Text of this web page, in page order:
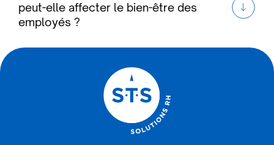
peut-elle affecter le bien-être des
employés ?